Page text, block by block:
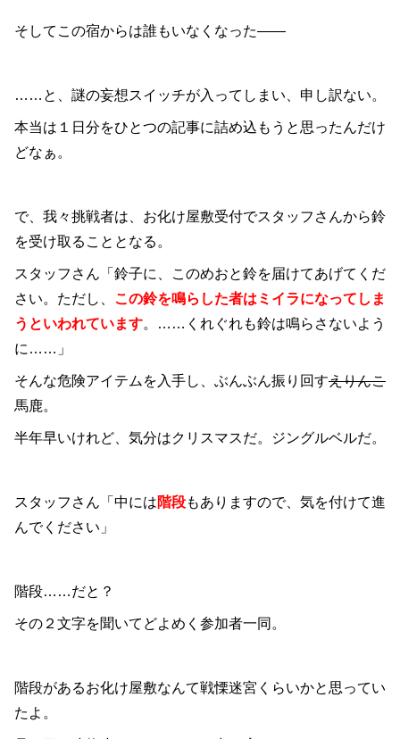
そしてこの宿からは誰もいなくなった――
……と、謎の妄想スイッチが入ってしまい、申し訳ない。
本当は１日分をひとつの記事に詰め込もうと思ったんだけ
どなぁ。
で、我々挑戦者は、お化け屋敷受付でスタッフさんから鈴
を受け取ることとなる。
スタッフさん「鈴子に、このめおと鈴を届けてあげてくだ
さい。ただし、 この鈴を鳴らした者はミイラになってしま
うといわれています。……くれぐれも鈴は鳴らさないよう
に……」
そんな危険アイテムを入手し、ぶんぶん振り回すえりんこ
馬鹿。
半年早いけれど、気分はクリスマスだ。ジングルベルだ。
スタッフさん「中には階段もありますので、気を付けて進
んでください」
階段……だと？
その２文字を聞いてどよめく参加者一同。
階段があるお化け屋敷なんて戦慄迷宮くらいかと思ってい
たよ。